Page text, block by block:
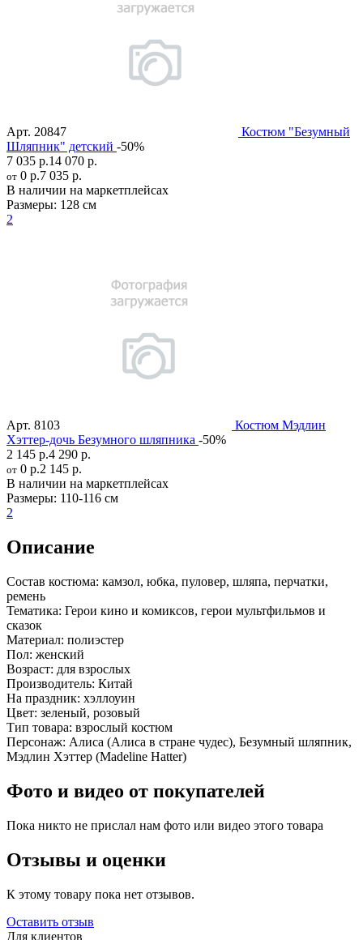
Арт. 20847
Костюм "Безумный
Шляпник" детский -50%
7 035 р.14 070 р.
от 0 р.7 035 р.
В наличии на маркетплейсах
Размеры: 128 см
2
Арт. 8103
Костюм Мэдлин
Хэттер-дочь Безумного шляпника -50%
2 145 р.4 290 р.
от 0 р.2 145 р.
В наличии на маркетплейсах
Размеры: 110-116 см
2
Описание
Состав костюма: камзол, юбка, пуловер, шляпа, перчатки,
ремень
Тематика: Герои кино и комиксов, герои мультфильмов и
сказок
Материал: полиэстер
Пол: женский
Возраст: для взрослых
Производитель: Китай
На праздник: хэллоуин
Цвет: зеленый, розовый
Тип товара: взрослый костюм
Персонаж: Алиса (Алиса в стране чудес), Безумный шляпник,
Мэдлин Хэттер (Madeline Hatter)
Фото и видео от покупателей
Пока никто не прислал нам фото или видео этого товара
Отзывы и оценки
К этому товару пока нет отзывов.
Оставить отзыв
Для клиентов